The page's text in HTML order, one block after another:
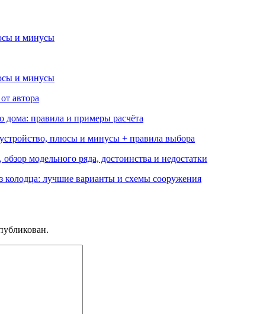
и минусы
и минусы
автора
дома: правила и примеры расчёта
плюсы и минусы + правила выбора
модельного ряда, достоинства и недостатки
колодца: лучшие варианты и схемы сооружения